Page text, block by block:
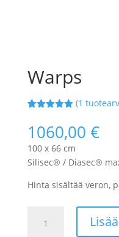
Warps
perustuen
asiakkaan
arvotuksee
n.
(1
1060,00 €
100 x 66 cm
Silisec® / Diasec®
Hinta sisältää veron,
määrä